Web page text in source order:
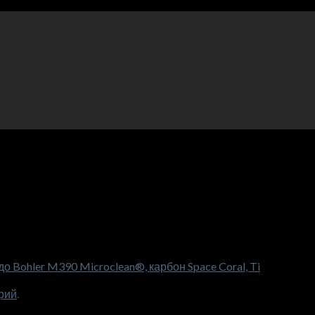
Bohler M390 Microclean®, карбон Space Coral, Ti
.